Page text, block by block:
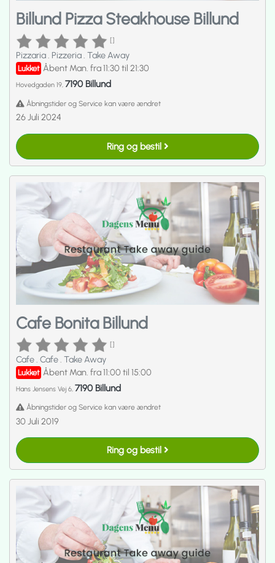
Billund Pizza Steakhouse Billund
[]
Pizzaria. Pizzeria. Take Away
Lukket Åbent Man. fra 11:30 til 21:30
Hovedgaden 19, 7190 Billund
Åbningstider og Service kan være ændret
26 Juli 2024
Ring og bestil
Cafe Bonita Billund
[]
Cafe. Cafe. Take Away
Lukket Åbent Man. fra 11:00 til 15:00
Hans Jensens Vej 6, 7190 Billund
Åbningstider og Service kan være ændret
30 Juli 2019
Ring og bestil